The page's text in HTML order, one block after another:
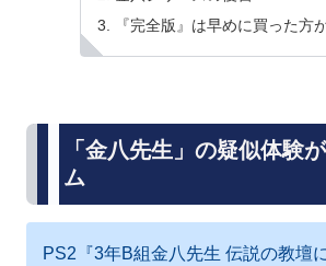
『完全版』は早めに買った方
「金八先生」の疑似体験
ム
PS2『3年B組金八先生 伝説の教壇